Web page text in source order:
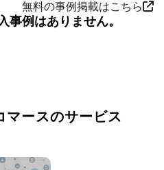
無料の事例掲載はこちら
事例はありません。
マースのサービス